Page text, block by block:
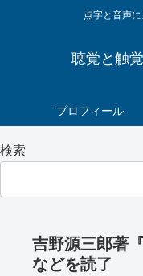
点字と音声
聴覚と触
プロフィール
検索
吉野源三郎著
などを読了